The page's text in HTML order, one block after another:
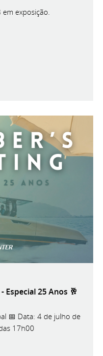
exposição.
Especial 25 Anos 🥂
📅 Data: 4 de julho de
17h00